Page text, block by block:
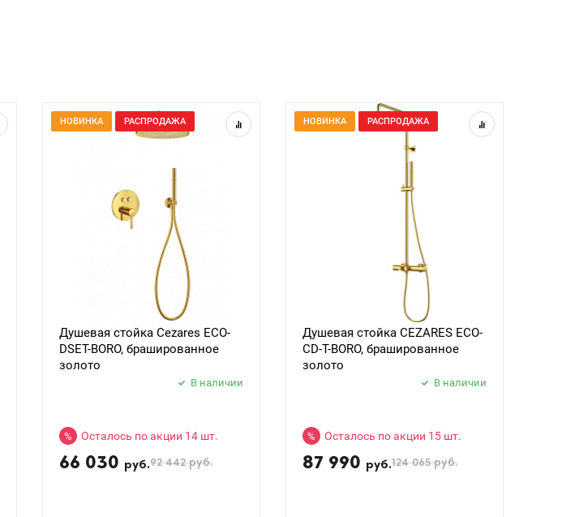
НОВИНКА РАСПРОДАЖА
Душевая стойка Cezares ECO-
DSET-BORO, брашированное
золото
В наличии
% Осталось по акции 14 шт.
66 030 руб.92 442руб.
НОВИНКА РАСПРОДАЖА
Душевая стойка CEZARES ECO-
CD-T-BORO, брашированное
золото
В наличии
% Осталось по акции 15 шт.
87 990 руб.124 065руб.